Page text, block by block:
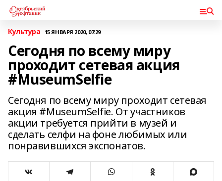
Культура 15 ЯНВАРЯ 2020, 07:29
Сегодня по всему миру
проходит сетевая акция
#MuseumSelfie
Сегодня по всему миру проходит сетевая
акция #MuseumSelfie. От участников
акции требуется прийти в музей и
сделать селфи на фоне любимых или
понравившихся экспонатов.